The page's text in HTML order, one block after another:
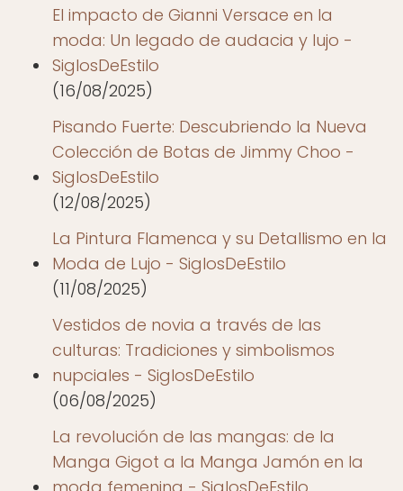
El impacto de Gianni Versace en la
moda: Un legado de audacia y lujo -
SiglosDeEstilo
(16/08/2025)
Pisando Fuerte: Descubriendo la Nueva
Colección de Botas de Jimmy Choo -
SiglosDeEstilo
(12/08/2025)
La Pintura Flamenca y su Detallismo en la
Moda de Lujo - SiglosDeEstilo
(11/08/2025)
Vestidos de novia a través de las
culturas: Tradiciones y simbolismos
nupciales - SiglosDeEstilo
(06/08/2025)
La revolución de las mangas: de la
Manga Gigot a la Manga Jamón en la